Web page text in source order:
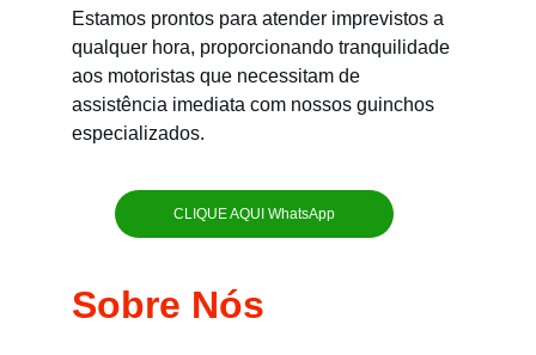
Estamos prontos para atender imprevistos a
qualquer hora, proporcionando tranquilidade
aos motoristas que necessitam de
assistência imediata com nossos guinchos
especializados.
CLIQUE AQUI WhatsApp
Sobre Nós